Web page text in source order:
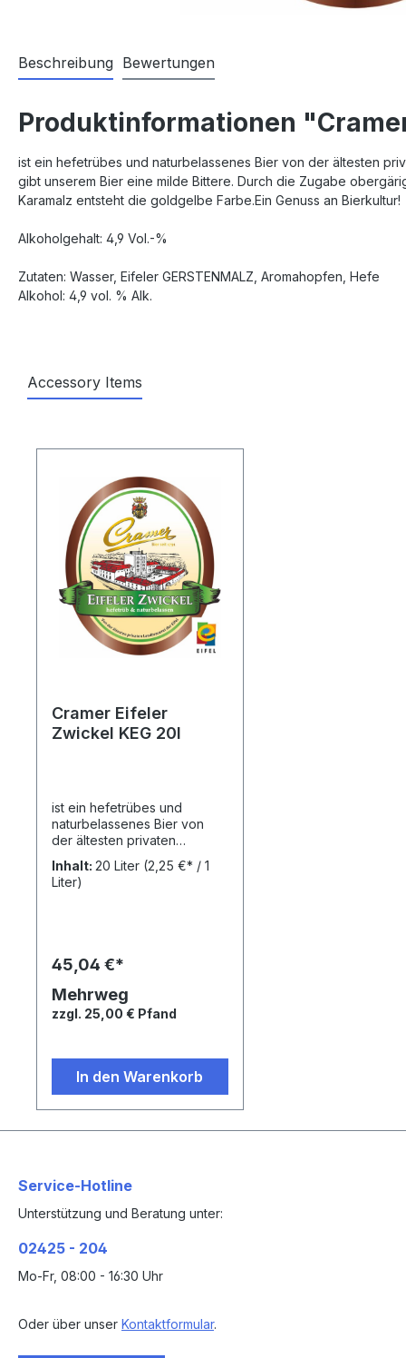
Beschreibung Bewertungen
Produktinformationen
ist ein hefetrübes und naturbelassenes Bier von der ältesten
gibt unserem Bier eine milde Bittere. Durch die Zugabe
Karamalz entsteht die goldgelbe Farbe.Ein Genuss an Bierkultur!
Alkoholgehalt: 4,9 Vol.-%
Zutaten: Wasser, Eifeler GERSTENMALZ, Aromahopfen, Hefe
Alkohol: 4,9 vol. % Alk.
Accessory Items
Cramer Eifeler
Zwickel KEG 20l
ist ein hefetrübes und
naturbelassenes Bier von
der ältesten privaten
Landbrauerei der Eifel.Das
sorgfältig ausgewählte
Getreide stammt aus Eifeler
obergäriger Hefe ist das Bier
dezent fruchtig. Dank des
Einsatzes einer
wohldosierten Komposition
entsteht die goldgelbe
Farbe.Ein Genuss an
Eifeler GERSTENMALZ,
Inhalt: 20 Liter (2,25 €* / 1
Liter)
45,04 €*
Mehrweg
zzgl. 25,00 € Pfand
In den Warenkorb
Service-Hotline
Unterstützung und Beratung unter:
02425 - 204
Mo-Fr, 08:00 - 16:30 Uhr
Oder über unser Kontaktformular.